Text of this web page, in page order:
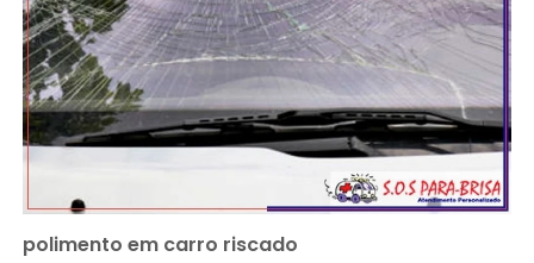
polimento em carro riscado